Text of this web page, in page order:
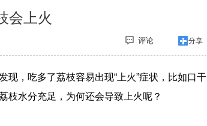
会上火
评论 分享
，吃多了荔枝容易出现“上火”症状，比如口干
枝水分充足，为何还会导致上火呢？